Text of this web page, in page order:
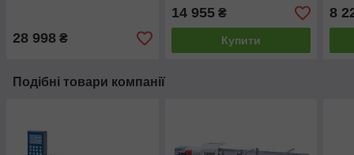
28 998 ₴
14 955₴
Купити
8
Подібні товари компанії